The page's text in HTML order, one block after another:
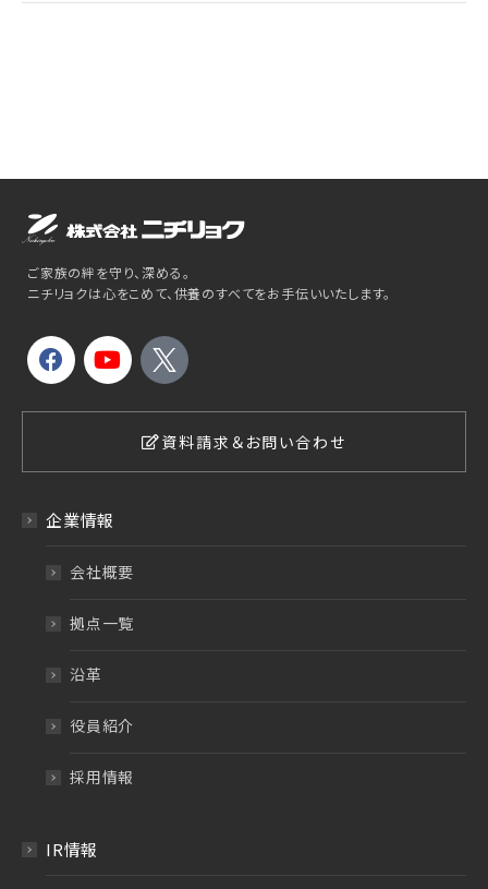
ご家族の絆を守り、深める。
ニチリョクは心をこめて、供養のすべてをお手伝いいたします。
資料請求＆お問い合わせ
企業情報
会社概要
拠点一覧
沿革
役員紹介
採用情報
IR情報